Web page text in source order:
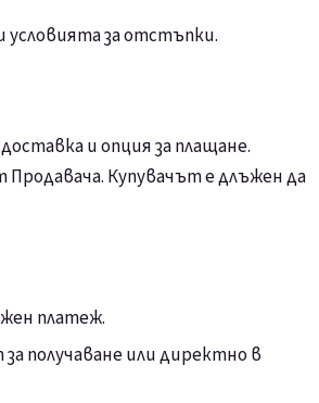
условията за отстъпки.
и опция за плащане.
Купувачът е длъжен да
платеж.
получаване или директно в